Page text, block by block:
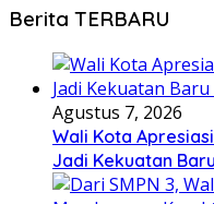
Berita TERBARU
Agustus 7, 2026
Wali Kota
Jadi Kekuatan